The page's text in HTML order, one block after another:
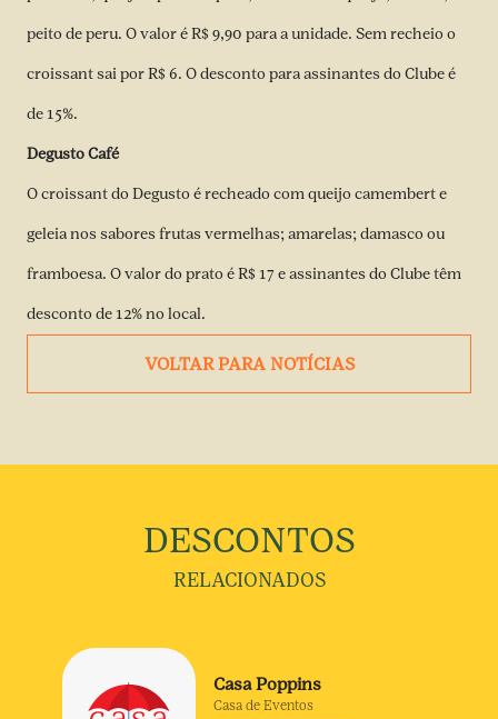
peito de peru. O valor é R$ 9,90 para a unidade. Sem recheio o
croissant sai por R$ 6. O desconto para assinantes do Clube é
de 15%.
Degusto Café
O croissant do Degusto é recheado com queijo camembert e
geleia nos sabores frutas vermelhas; amarelas; damasco ou
framboesa. O valor do prato é R$ 17 e assinantes do Clube têm
desconto de 12% no local.
VOLTAR PARA NOTÍCIAS
DESCONTOS
RELACIONADOS
Casa Poppins
Casa de Eventos